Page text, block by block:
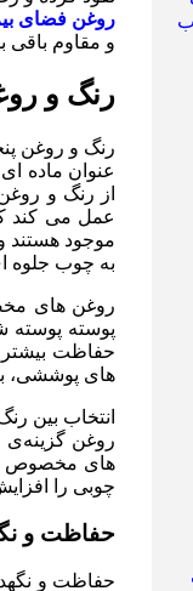
روغن فضای
و مقاوم باقی
رنگ و
رنگ و روغن
عنوان ماده
از رنگ و
موجود هستند
به چوب جلوه
روغن های
پوسته
حفاظت
های پوششی،
انتخاب بین
روغن گزینه‌ی
های مخصوص
چوبی را
حفاظت و
حفاظت و